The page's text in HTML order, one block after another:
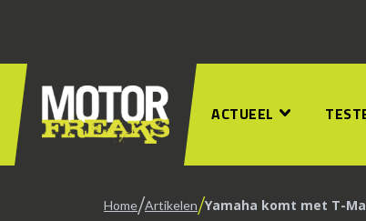
ACTUEEL
Home/Artikelen/Yamaha komt met T-